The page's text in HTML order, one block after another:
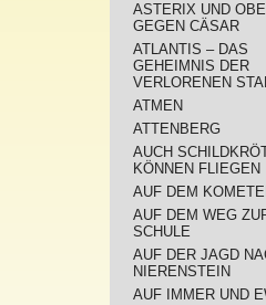
ASTERIX UND
GEGEN CÄSAR
ATLANTIS – DAS
GEHEIMNIS DER
VERLORENEN
ATMEN
ATTENBERG
AUCH
KÖNNEN FLIEGEN
AUF DEM
AUF DEM WEG
SCHULE
AUF DER JAGD
NIERENSTEIN
AUF IMMER UND